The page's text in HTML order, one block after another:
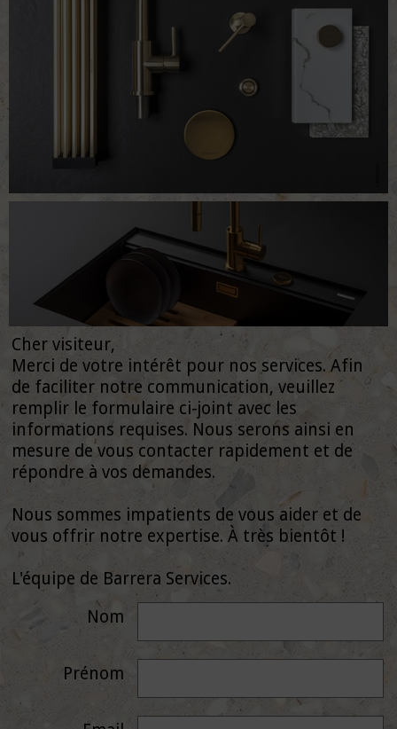
Cher visiteur,
Merci de votre intérêt pour nos services. Afin
de faciliter notre communication, veuillez
remplir le formulaire ci-joint avec les
informations requises. Nous serons ainsi en
mesure de vous contacter rapidement et de
répondre à vos demandes.
Nous sommes impatients de vous aider et de
vous offrir notre expertise. À très bientôt !
L'équipe de Barrera Services.
Nom
Prénom